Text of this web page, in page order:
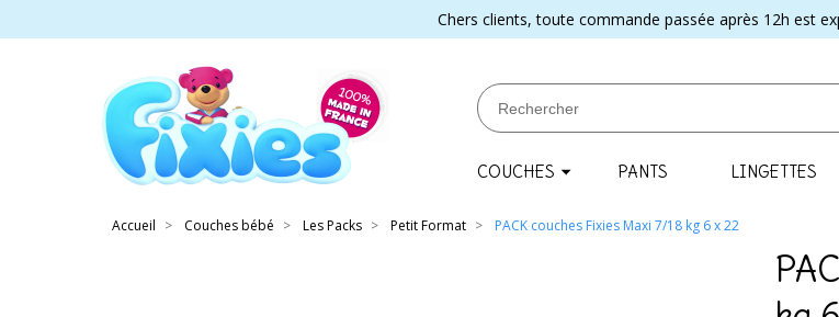
Chers clients, toute commande passée après 12h est
COUCHES PANTS LINGETTES
Accueil Couches bébé Les Packs Petit Format PACK couches Fixies Maxi 7/18 kg 6 x 22